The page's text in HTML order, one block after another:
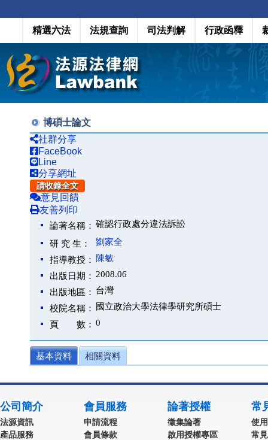
精選六法 法規查詢 司法判解 行政函釋
博碩士論文
社群分享
FaceBook
Line
分享網址
請收錄全文
意見回饋
友善列印
論著名稱： 確認行政處分違法訴訟
研 究 生：
劉家全
指導教授：
陳敏
出版日期： 2008.06
出版地區： 台灣
校院名稱：
國立政治大學法律學研究所碩士
頁 數： 0
基本資料 相關資料
公司簡介
法源資訊
產品服務
會員服務
申請流程
會員條款
論著授權
徵集論著
啟用授權專區
常
使
常